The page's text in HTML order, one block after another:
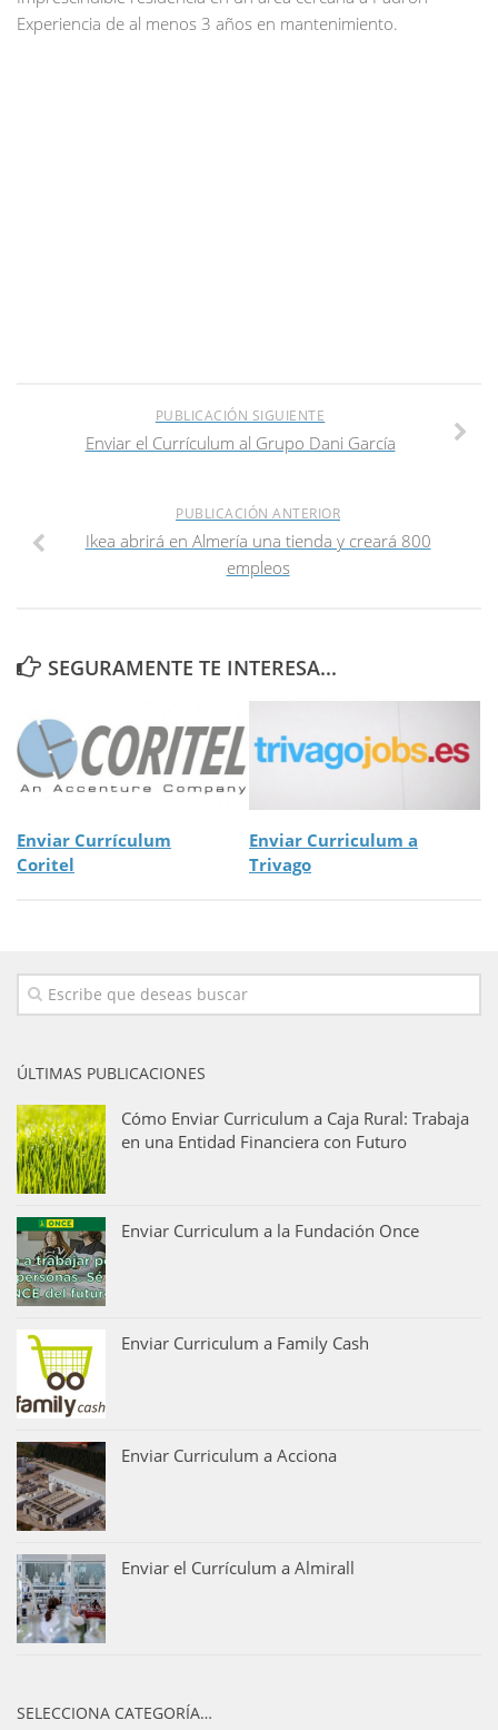
Experiencia de al menos 3 años en mantenimiento.
PUBLICACIÓN SIGUIENTE
Enviar el Currículum al Grupo Dani García
PUBLICACIÓN ANTERIOR
Ikea abrirá en Almería una tienda y creará 800
empleos
SEGURAMENTE TE INTERESA...
Enviar Currículum
Coritel
Enviar Curriculum a
Trivago
ÚLTIMAS PUBLICACIONES
Cómo Enviar Curriculum a Caja Rural: Trabaja
en una Entidad Financiera con Futuro
Enviar Curriculum a la Fundación Once
Enviar Curriculum a Family Cash
Enviar Curriculum a Acciona
Enviar el Currículum a Almirall
SELECCIONA CATEGORÍA…